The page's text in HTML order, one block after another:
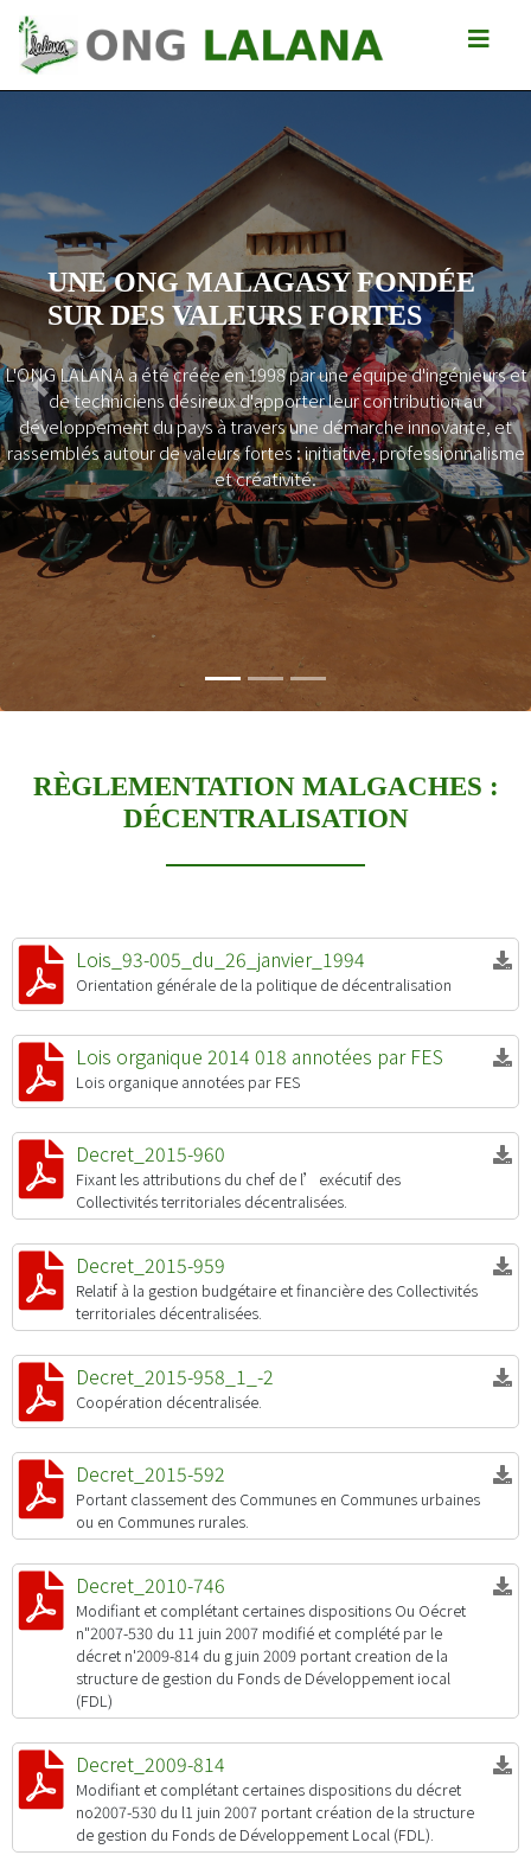
UNE ONG MALAGASY FONDÉE
SUR DES VALEURS FORTES
L'ONG LALANA a été créée en 1998 par une équipe d'ingénieurs et
de techniciens désireux d'apporter leur contribution au
développement du pays à travers une démarche innovante, et
rassemblés autour de valeurs fortes : initiative, professionnalisme
et créativité.
Previous Next
RÈGLEMENTATION MALGACHES :
DÉCENTRALISATION
Lois_93-005_du_26_janvier_1994
Orientation générale de la politique de décentralisation
Lois organique 2014 018 annotées par FES
Lois organique annotées par FES
Decret_2015-960
Fixant les attributions du chef de l’exécutif des
Collectivités territoriales décentralisées.
Decret_2015-959
Relatif à la gestion budgétaire et financière des Collectivités
territoriales décentralisées.
Decret_2015-958_1_-2
Coopération décentralisée.
Decret_2015-592
Portant classement des Communes en Communes urbaines
ou en Communes rurales.
Decret_2010-746
Modifiant et complétant certaines dispositions Ou Oécret
n"2007-530 du 11 juin 2007 modifié et complété par le
décret n'2009-814 du g juin 2009 portant creation de la
structure de gestion du Fonds de Développement iocal
(FDL)
Decret_2009-814
Modifiant et complétant certaines dispositions du décret
no2007-530 du l1 juin 2007 portant création de la structure
de gestion du Fonds de Développement Local (FDL).